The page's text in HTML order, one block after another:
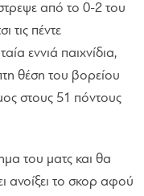
από το 0-2 του
τις πέντε
εννιά παιχνίδια,
θέση του βορείου
στους 51 πόντους
του ματς και θα
ανοίξει το σκορ αφού